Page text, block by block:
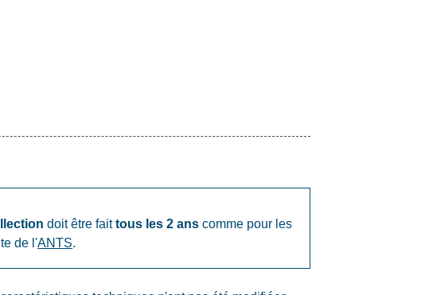
doit être faittous les 2 ans comme pour les
de l'ANTS.